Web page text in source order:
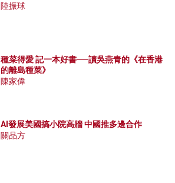
陸振球
種菜得愛 記一本好書──讀吳燕青的《在香港
的離島種菜》
陳家偉
AI發展美國搞小院高牆 中國推多邊合作
關品方